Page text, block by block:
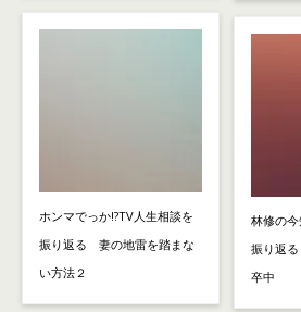
ホンマでっか!?TV人生相談を
振り返る 妻の地雷を踏まな
い方法２
林修の
振り返
卒中